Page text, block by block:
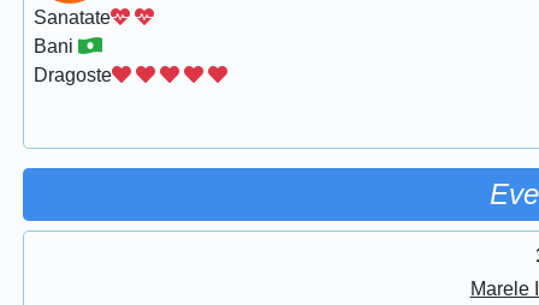
Sanatate
Bani
Dragoste
Marele